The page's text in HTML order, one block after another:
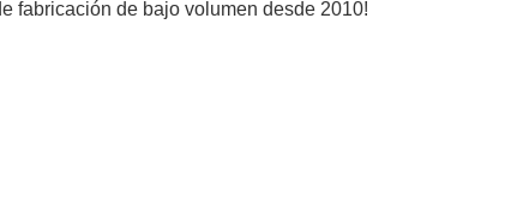
fabricación de bajo volumen desde 2010!